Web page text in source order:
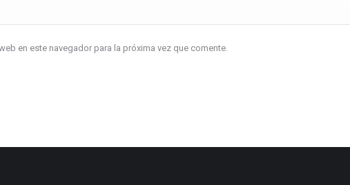
en este navegador para la próxima vez que comente.